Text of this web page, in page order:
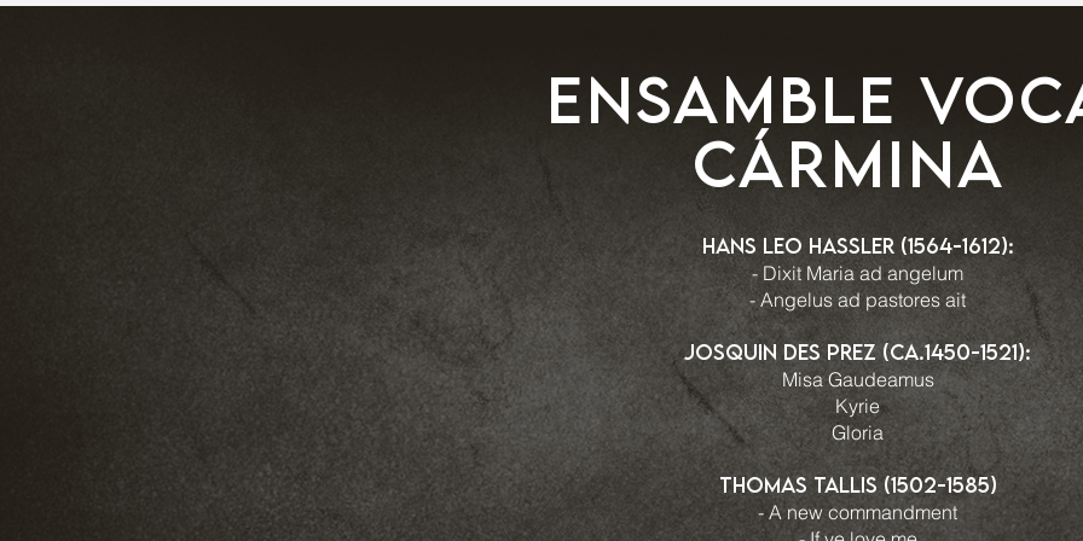
eNSAMBLE
CÁRMINA
Hans Leo Hassler (1564-1612):
- Dixit Maria ad angelum
- Angelus ad pastores ait
Josquin Des Prez (ca.1450-1521):
Misa Gaudeamus
Kyrie
Gloria
Thomas Tallis (1502-1585)
- A new commandment